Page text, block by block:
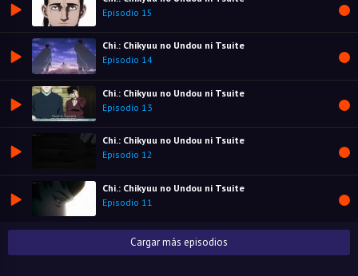
Episodio 15
Chi.: Chikyuu no Undou ni Tsuite
Episodio 14
Chi.: Chikyuu no Undou ni Tsuite
Episodio 13
Chi.: Chikyuu no Undou ni Tsuite
Episodio 12
Chi.: Chikyuu no Undou ni Tsuite
Episodio 11
Cargar más episodios